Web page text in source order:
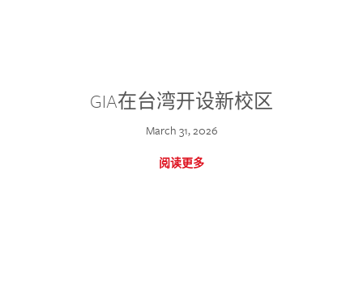
GIA在台湾开设新校区
March 31, 2026
阅读更多